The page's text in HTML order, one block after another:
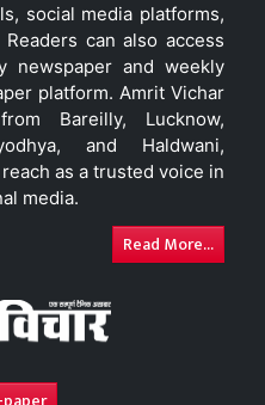
social media platforms,
can also access
and weekly
platform. Amrit Vichar
Bareilly, Lucknow,
and Haldwani,
as a trusted voice in
media.
Read More...